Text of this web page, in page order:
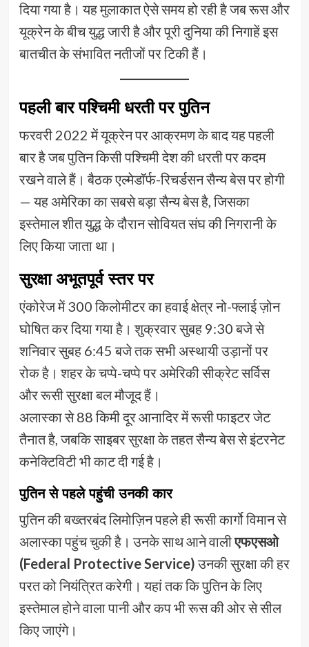
दिया गया है। यह मुलाकात ऐसे समय हो रही है जब रूस और
यूक्रेन के बीच युद्ध जारी है और पूरी दुनिया की निगाहें इस
बातचीत के संभावित नतीजों पर टिकी हैं।
पहली बार पश्चिमी धरती पर पुतिन
फरवरी 2022 में यूक्रेन पर आक्रमण के बाद यह पहली
बार है जब पुतिन किसी पश्चिमी देश की धरती पर कदम
रखने वाले हैं। बैठक एल्मेडॉर्फ-रिचर्डसन सैन्य बेस पर होगी
— यह अमेरिका का सबसे बड़ा सैन्य बेस है, जिसका
इस्तेमाल शीत युद्ध के दौरान सोवियत संघ की निगरानी के
लिए किया जाता था।
सुरक्षा अभूतपूर्व स्तर पर
एंकोरेज में 300 किलोमीटर का हवाई क्षेत्र नो-फ्लाई ज़ोन
घोषित कर दिया गया है। शुक्रवार सुबह 9:30 बजे से
शनिवार सुबह 6:45 बजे तक सभी अस्थायी उड़ानों पर
रोक है। शहर के चप्पे-चप्पे पर अमेरिकी सीक्रेट सर्विस
और रूसी सुरक्षा बल मौजूद हैं।
अलास्का से 88 किमी दूर आनादिर में रूसी फाइटर जेट
तैनात है, जबकि साइबर सुरक्षा के तहत सैन्य बेस से इंटरनेट
कनेक्टिविटी भी काट दी गई है।
पुतिन से पहले पहुंची उनकी कार
पुतिन की बख्तरबंद लिमोज़िन पहले ही रूसी कार्गो विमान से
अलास्का पहुंच चुकी है। उनके साथ आने वालीएफएसओ
(Federal Protective Service)उनकी सुरक्षा की हर
परत को नियंत्रित करेगी। यहां तक कि पुतिन के लिए
इस्तेमाल होने वाला पानी और कप भी रूस की ओर से सील
किए जाएंगे।